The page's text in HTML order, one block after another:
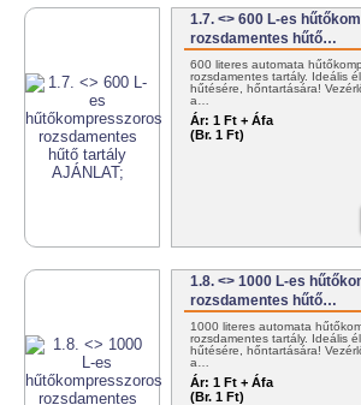
1.7. <> 600 L-es
rozsdamentes hűtő…
600 literes automata
rozsdamentes tartály. Ideális
hűtésére, hőntartására!
a…
Ár: 1 Ft + Áfa
(Br. 1 Ft)
1.8. <> 1000 L-es
rozsdamentes hűtő…
1000 literes automata
rozsdamentes tartály. Ideális
hűtésére, hőntartására!
a…
Ár: 1 Ft + Áfa
(Br. 1 Ft)